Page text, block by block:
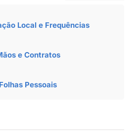
Local e Frequências
e Contratos
Folhas Pessoais